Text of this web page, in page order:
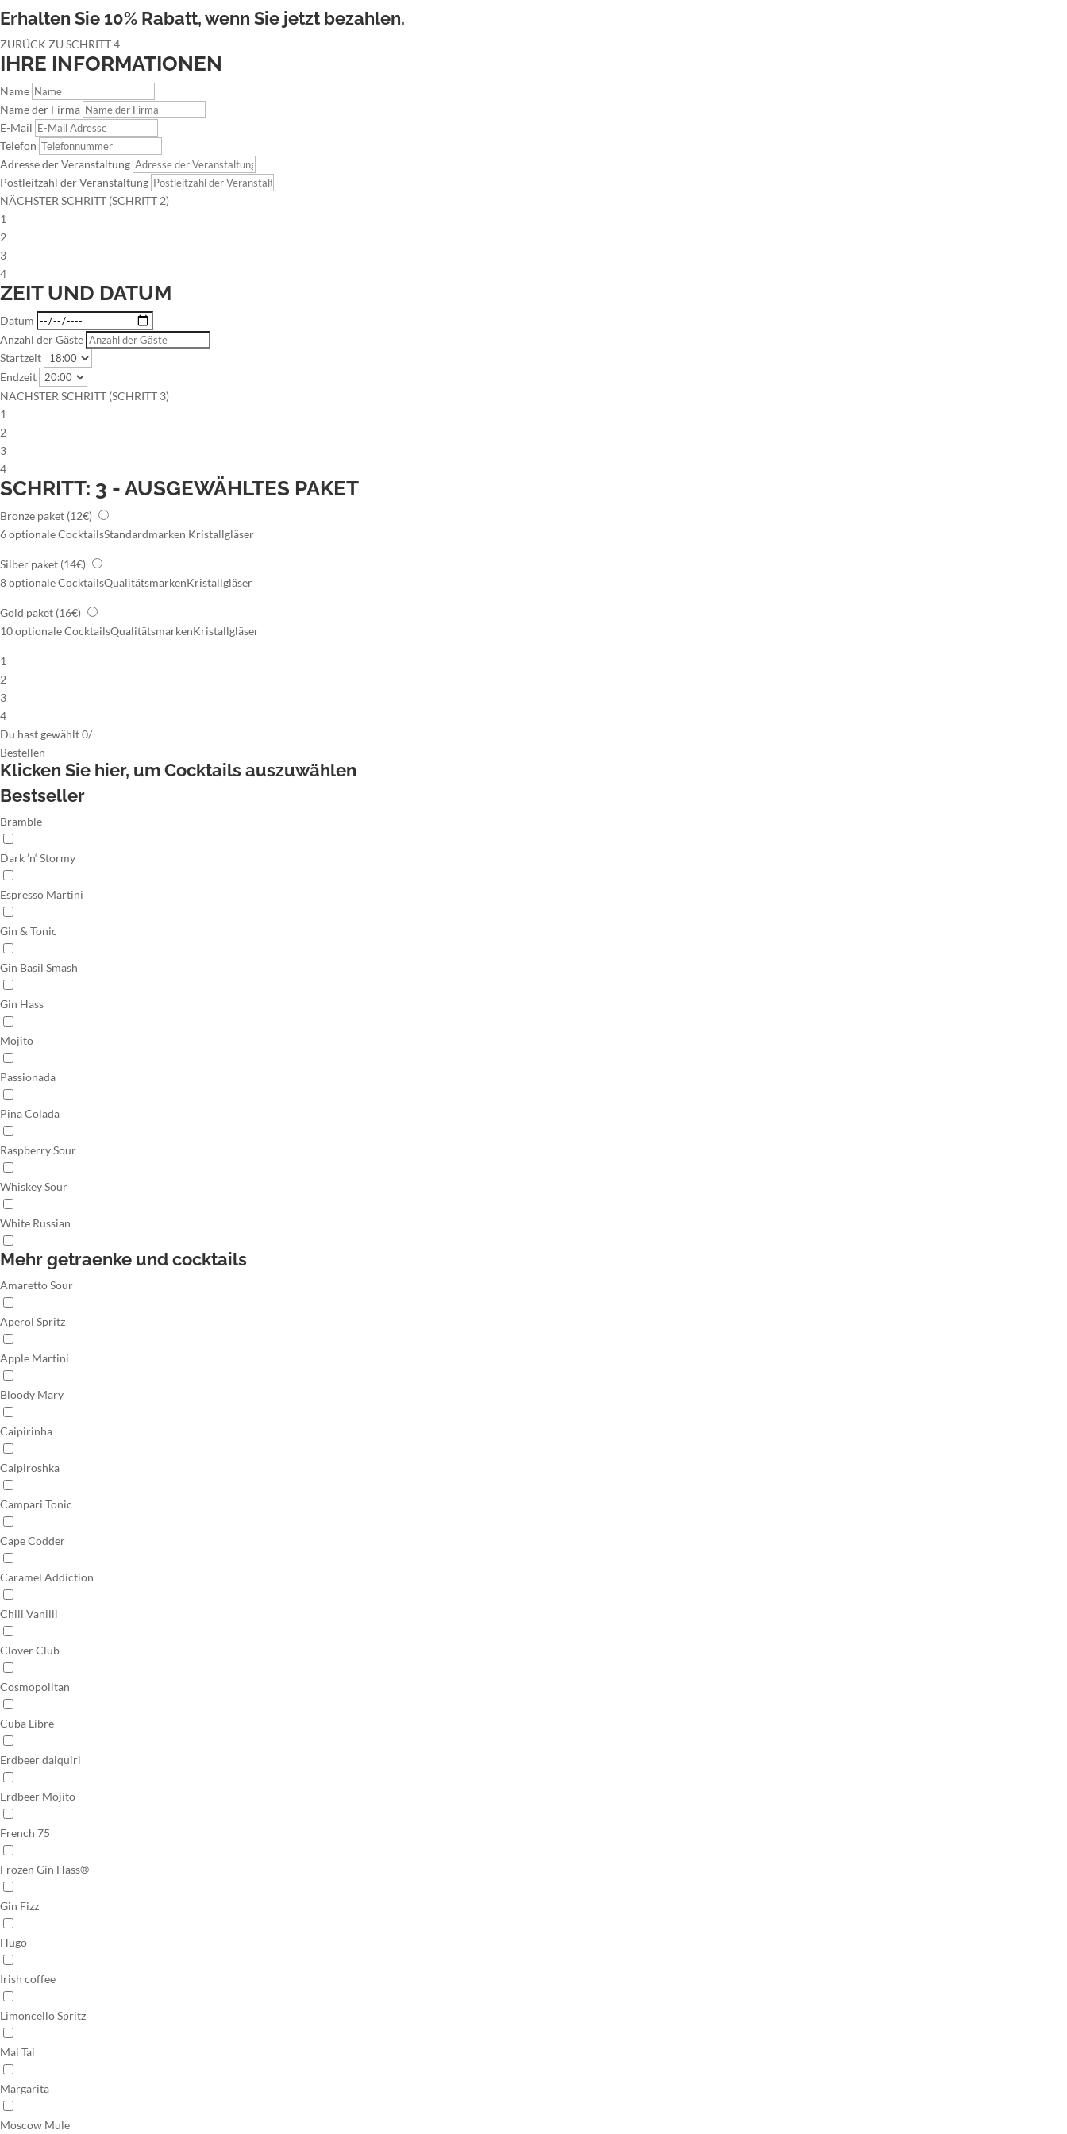
Erhalten Sie 10% Rabatt, wenn Sie jetzt bezahlen.
ZURÜCK ZU SCHRITT 4
IHRE INFORMATIONEN
Name
Name der Firma
E-Mail
Telefon
Adresse der Veranstaltung
Postleitzahl der Veranstaltung
NÄCHSTER SCHRITT (SCHRITT 2)
1
2
3
4
ZEIT UND DATUM
Datum
Anzahl der Gäste
Startzeit
Endzeit
NÄCHSTER SCHRITT (SCHRITT 3)
1
2
3
4
SCHRITT: 3 - AUSGEWÄHLTES PAKET
Bronze paket (12€)
6 optionale CocktailsStandardmarken Kristallgläser
Silber paket (14€)
8 optionale CocktailsQualitätsmarkenKristallgläser
Gold paket (16€)
10 optionale CocktailsQualitätsmarkenKristallgläser
1
2
3
4
Du hast gewählt0/
Bestellen
Klicken Sie hier, um Cocktails auszuwählen
Bestseller
Bramble
Dark ’n‘ Stormy
Espresso Martini
Gin & Tonic
Gin Basil Smash
Gin Hass
Mojito
Passionada
Pina Colada
Raspberry Sour
Whiskey Sour
White Russian
Mehr getraenke und cocktails
Amaretto Sour
Aperol Spritz
Apple Martini
Bloody Mary
Caipirinha
Caipiroshka
Campari Tonic
Cape Codder
Caramel Addiction
Chili Vanilli
Clover Club
Cosmopolitan
Cuba Libre
Erdbeer daiquiri
Erdbeer Mojito
French 75
Frozen Gin Hass®
Gin Fizz
Hugo
Irish coffee
Limoncello Spritz
Mai Tai
Margarita
Moscow Mule